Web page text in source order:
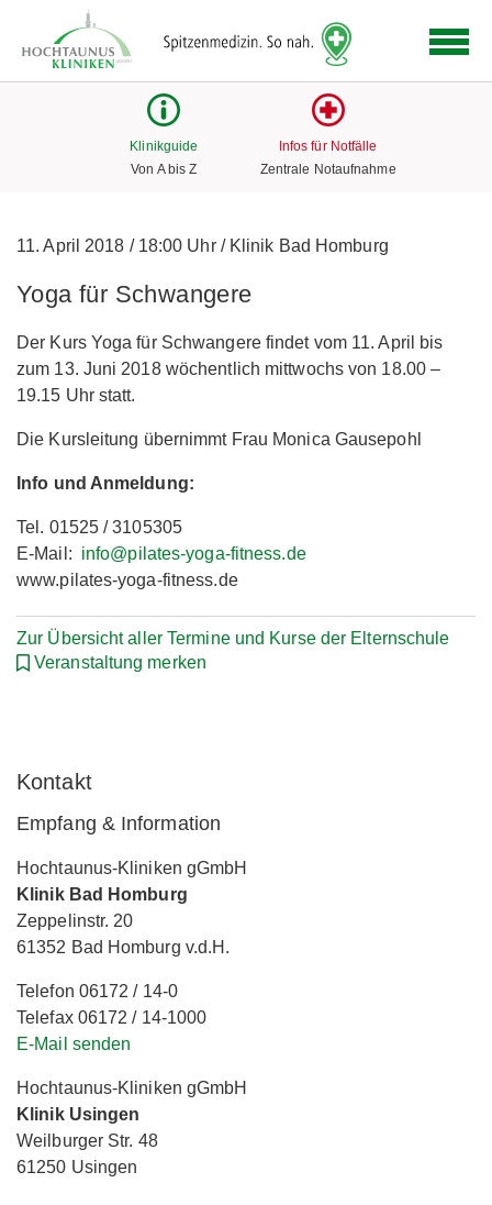
Link
zur
Klinikguide
Von A bis Z
Infos für Notfälle
Zentrale Notaufnahme
11. April 2018 /18:00 Uhr /Klinik Bad Homburg
Yoga für Schwangere
Der Kurs Yoga für Schwangere findet vom 11. April bis
zum 13. Juni 2018 wöchentlich mittwochs von 18.00 –
19.15 Uhr statt.
Die Kursleitung übernimmt Frau Monica Gausepohl
Info und Anmeldung:
Tel. 01525 / 3105305
E-Mail: info@pilates-yoga-fitness.de
www.pilates-yoga-fitness.de
Zur Übersicht aller Termine und Kurse der Elternschule
Veranstaltung merken
Kontakt
Empfang & Information
Hochtaunus-Kliniken gGmbH
Klinik Bad Homburg
Zeppelinstr. 20
61352 Bad Homburg v.d.H.
Telefon 06172 / 14-0
Telefax 06172 / 14-1000
E-Mail senden
Hochtaunus-Kliniken gGmbH
Klinik Usingen
Weilburger Str. 48
61250 Usingen